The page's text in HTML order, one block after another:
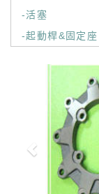
-活塞
-起動桿&固定座